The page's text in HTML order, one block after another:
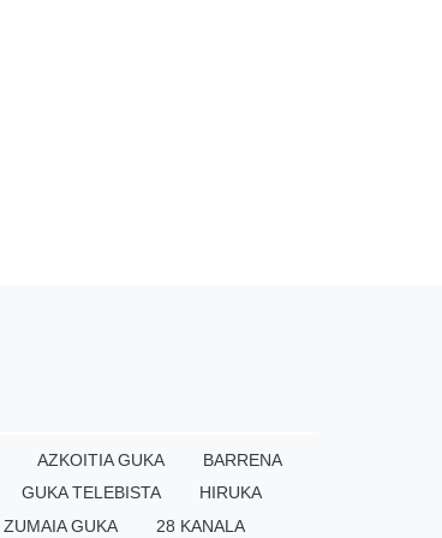
AZKOITIA GUKA
BARRENA
GUKA TELEBISTA
HIRUKA
ZUMAIA GUKA 28 KANALA